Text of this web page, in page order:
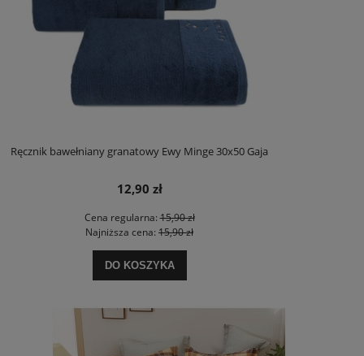
Ręcznik bawełniany granatowy Ewy Minge 30x50 Gaja
12,90 zł
Cena regularna:15,90 zł
Najniższa cena: 15,90 zł
DO KOSZYKA